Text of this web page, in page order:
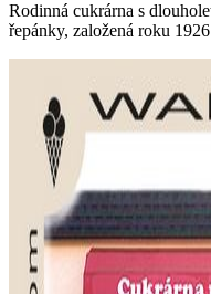
Rodinná cukrárna s
řepánky, založená roku 1926